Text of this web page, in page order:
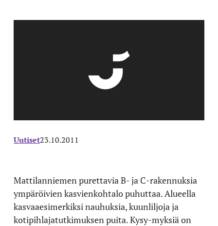
Uutiset23.10.2011
Mattilanniemen purettavia B- ja C-rakennuksia
ympäröivien kasvienkohtalo puhuttaa. Alueella
kasvaaesimerkiksi nauhuksia, kuunliljoja ja
kotipihlajatutkimuksen puita. Kysy-myksiä on